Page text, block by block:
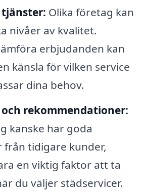
Olika företag kan
nivåer av kvalitet.
erbjudanden kan
känsla för vilken service
dina behov.
och rekommendationer:
kanske har goda
från tidigare kunder,
en viktig faktor att ta
du väljer städservicer.